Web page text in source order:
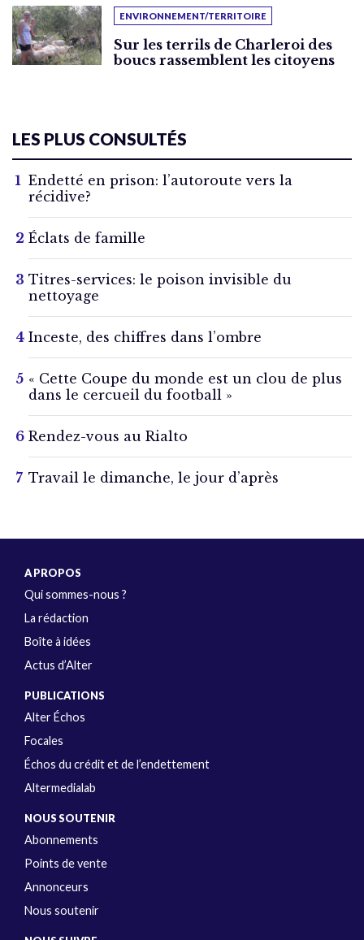
ENVIRONNEMENT/TERRITOIRE
Sur les terrils de Charleroi des
boucs rassemblent les citoyens
LES PLUS CONSULTÉS
Endetté en prison: l’autoroute vers la
récidive?
Éclats de famille
Titres-services: le poison invisible du
nettoyage
Inceste, des chiffres dans l’ombre
« Cette Coupe du monde est un clou de plus
dans le cercueil du football »
Rendez-vous au Rialto
Travail le dimanche, le jour d’après
A PROPOS
Qui sommes-nous ?
La rédaction
Boîte à idées
Actus d’Alter
PUBLICATIONS
Alter Échos
Focales
Échos du crédit et de l’endettement
Altermedialab
NOUS SOUTENIR
Abonnements
Points de vente
Annonceurs
Nous soutenir